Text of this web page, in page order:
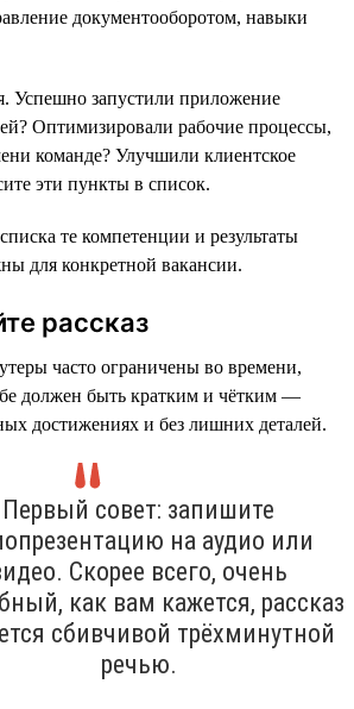
документооборотом, навыки
Успешно запустили приложение
Оптимизировали рабочие процессы,
команде? Улучшили клиентское
эти пункты в список.
те компетенции и результаты
для конкретной вакансии.
рассказ
часто ограничены во времени,
должен быть кратким и чётким —
достижениях и без лишних деталей.
Первый совет: запишите
на аудио или
Скорее всего, очень
как вам кажется, рассказ
сбивчивой трёхминутной
речью.